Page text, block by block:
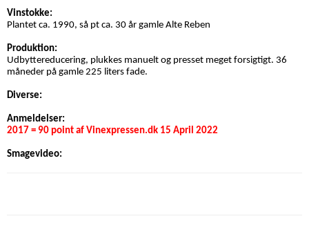
Vinstokke:
Plantet ca. 1990, så pt ca. 30 år gamle Alte Reben
Produktion:
Udbyttereducering, plukkes manuelt og presset meget forsigtigt. 36
måneder på gamle 225 liters fade.
Diverse:
Anmeldelser:
2017 = 90 point af Vinexpressen.dk 15 April 2022
Smagevideo: